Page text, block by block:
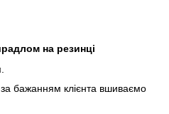
на резинці
бажанням клієнта вшиваємо